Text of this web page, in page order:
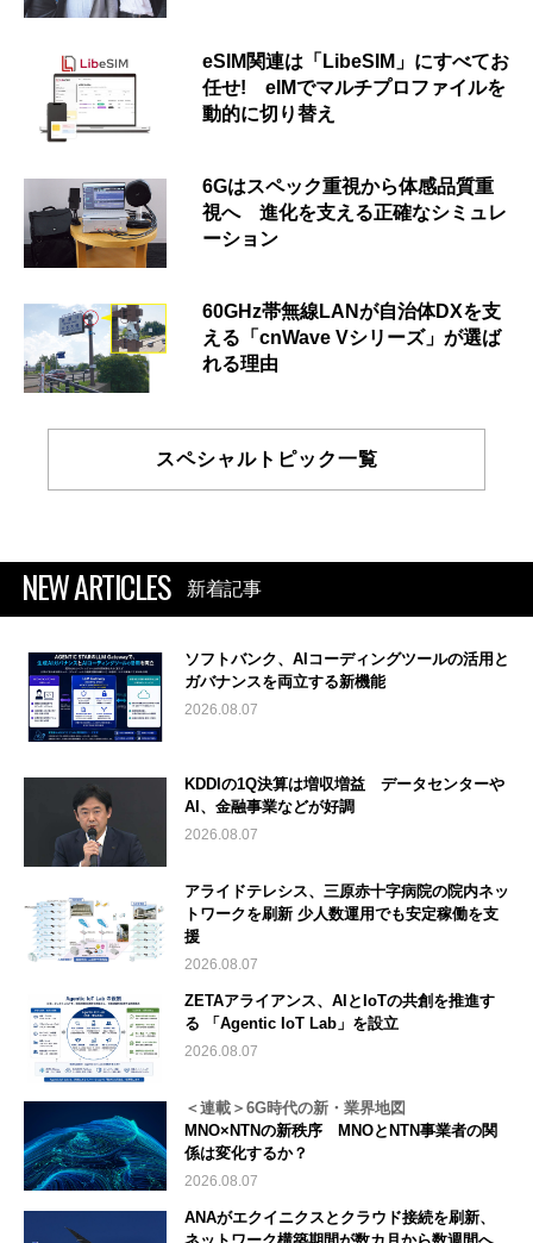
eSIM関連は「LibeSIM」にすべてお
任せ! eIMでマルチプロファイルを
動的に切り替え
6Gはスペック重視から体感品質重
視へ 進化を支える正確なシミュレ
ーション
60GHz帯無線LANが自治体DXを支
える「cnWave Vシリーズ」が選ば
れる理由
スペシャルトピック一覧
NEW ARTICLES 新着記事
ソフトバンク、AIコーディングツールの活用と
ガバナンスを両立する新機能
2026.08.07
KDDIの1Q決算は増収増益 データセンターや
AI、金融事業などが好調
2026.08.07
アライドテレシス、三原赤十字病院の院内ネッ
トワークを刷新 少人数運用でも安定稼働を支
援
2026.08.07
ZETAアライアンス、AIとIoTの共創を推進す
る 「Agentic IoT Lab」を設立
2026.08.07
＜連載＞6G時代の新・業界地図
MNO×NTNの新秩序 MNOとNTN事業者の関
係は変化するか？
2026.08.07
ANAがエクイニクスとクラウド接続を刷新、